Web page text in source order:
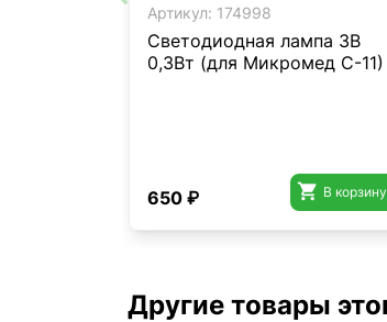
Артикул: 174998
Светодиодная лампа 3В
0,3Вт (для Микромед С-11)
650 ₽  В корзину
Другие товары